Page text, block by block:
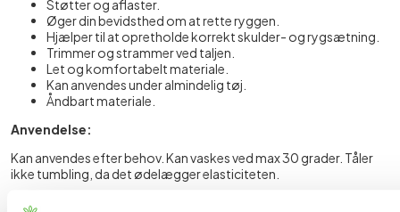
Støtter og aflaster.
Øger din bevidsthed om at rette ryggen.
Hjælper til at opretholde korrekt skulder- og rygsætning.
Trimmer og strammer ved taljen.
Let og komfortabelt materiale.
Kan anvendes under almindelig tøj.
Åndbart materiale.
Anvendelse:
Kan anvendes efter behov. Kan vaskes ved max 30 grader. Tåler
ikke tumbling, da det ødelægger elasticiteten.
Indhold: